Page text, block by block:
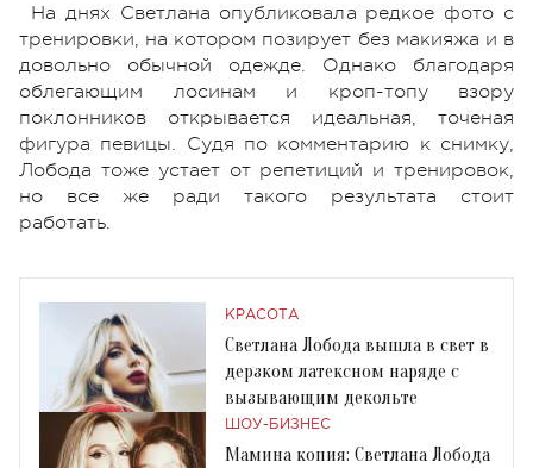
На днях Светлана опубликовала редкое фото с
тренировки, на котором позирует без макияжа и в
довольно обычной одежде. Однако благодаря
облегающим лосинам и кроп-топу взору
поклонников открывается идеальная, точеная
фигура певицы. Судя по комментарию к снимку,
Лобода тоже устает от репетиций и тренировок,
но все же ради такого результата стоит
работать.
КРАСОТА
Светлана Лобода вышла в свет в
дерзком латексном наряде с
вызывающим декольте
ШОУ-БИЗНЕС
Мамина копия: Светлана Лобода